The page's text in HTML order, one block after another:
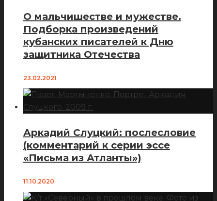
О мальчишестве и мужестве.
Подборка произведений
кубанских писателей к Дню
защитника Отечества
23.02.2021
Аркадий Слуцкий: послесловие
(комментарий к серии эссе
«Письма из Атланты»)
11.10.2020